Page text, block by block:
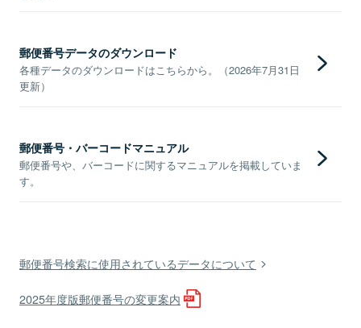
郵便番号データのダウンロード
各種データのダウンロードはこちらから。（2026年7月31日
更新）
郵便番号・バーコードマニュアル
郵便番号や、バーコードに関するマニュアルを掲載していま
す。
郵便番号検索に使用されているデータについて
2025年度版郵便番号の変更案内